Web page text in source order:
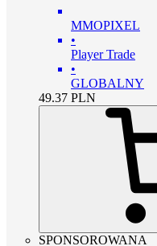
MMOPIXEL
•
Player Trade
•
GLOBALNY
49.37 PLN
SPONSOROWANA